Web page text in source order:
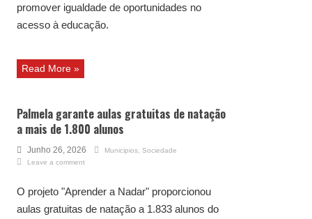
promover igualdade de oportunidades no
acesso à educação.
Read More »
Palmela garante aulas gratuitas de natação
a mais de 1.800 alunos
Junho 26, 2026 Municipios Sociedade
Leave a comment
O projeto "Aprender a Nadar" proporcionou
aulas gratuitas de natação a 1.833 alunos do